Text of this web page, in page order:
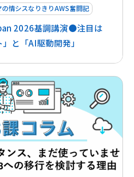
の情シスなりきりAWS奮闘記
2026基調講演●注目は
と「AI駆動開発」